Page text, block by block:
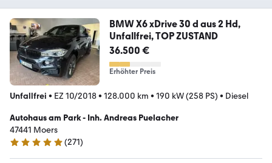
BMW X6 xDrive 30 d aus 2 Hd,
Unfallfrei, TOP ZUSTAND
36.500 €
Erhöhter Preis
Unfallfrei • EZ 10/2018• 128.000 km • 190 kW (258 PS) • Diesel
Autohaus am Park - Inh. Andreas Puelacher
47441 Moers
5 Sterne
(271)